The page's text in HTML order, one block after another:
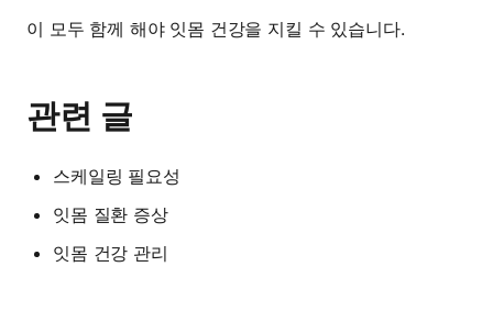
이 모두 함께 해야 잇몸 건강을 지킬 수 있습니다.
관련 글
스케일링 필요성
잇몸 질환 증상
잇몸 건강 관리